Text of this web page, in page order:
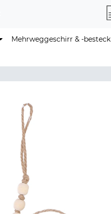
Mehrweggeschirr & -besteck